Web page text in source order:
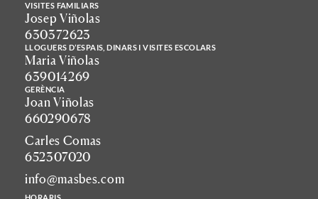
VISITES FAMILIARS
Josep Viñolas
630372623
LLOGUERS D’ESPAIS, DINARS I VISITES ESCOLARS
Maria Viñolas
639014269
GERÈNCIA
Joan Viñolas
660290678
Carles Comas
652307020
info@masbes.com